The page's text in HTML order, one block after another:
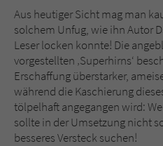
Aus heutiger Sicht mag man
solchem Unfug, wie ihn Autor
Leser locken konnte! Die
vorgestellten ‚Superhirns‘
Erschaffung überstarker,
während die Kaschierung
tölpelhaft angegangen wird:
sollte in der Umsetzung nicht
besseres Versteck suchen!